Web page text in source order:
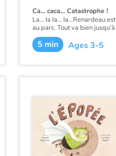
Ca... caca... Catastrophe !
La… la la… la…Renardeau est
au parc. Tout va bien jusqu’à
la ca… caca…catastrophe !
5 min Ages 3-5